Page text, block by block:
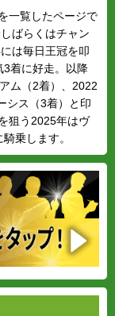
一覧したページで
ばらくはチャン
は毎日王冠を叩
3着に好走。以降
ム（2着）、2022
シス（3着）と印
狙う2025年はヴ
乗します。